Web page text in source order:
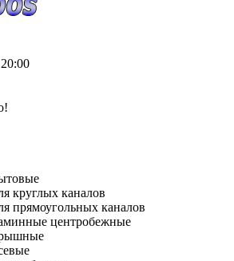
круглых каналов
прямоугольных каналов
центробежные